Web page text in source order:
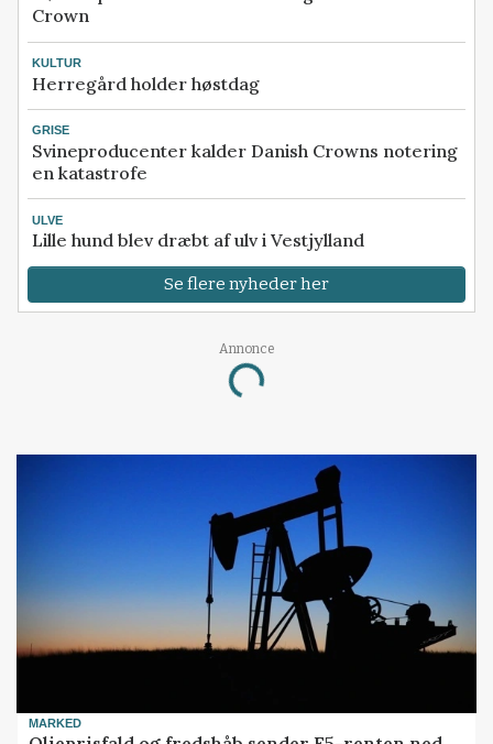
Crown
KULTUR
Herregård holder høstdag
GRISE
Svineproducenter kalder Danish Crowns notering
en katastrofe
ULVE
Lille hund blev dræbt af ulv i Vestjylland
Se flere nyheder her
Annonce
Loading...
MARKED